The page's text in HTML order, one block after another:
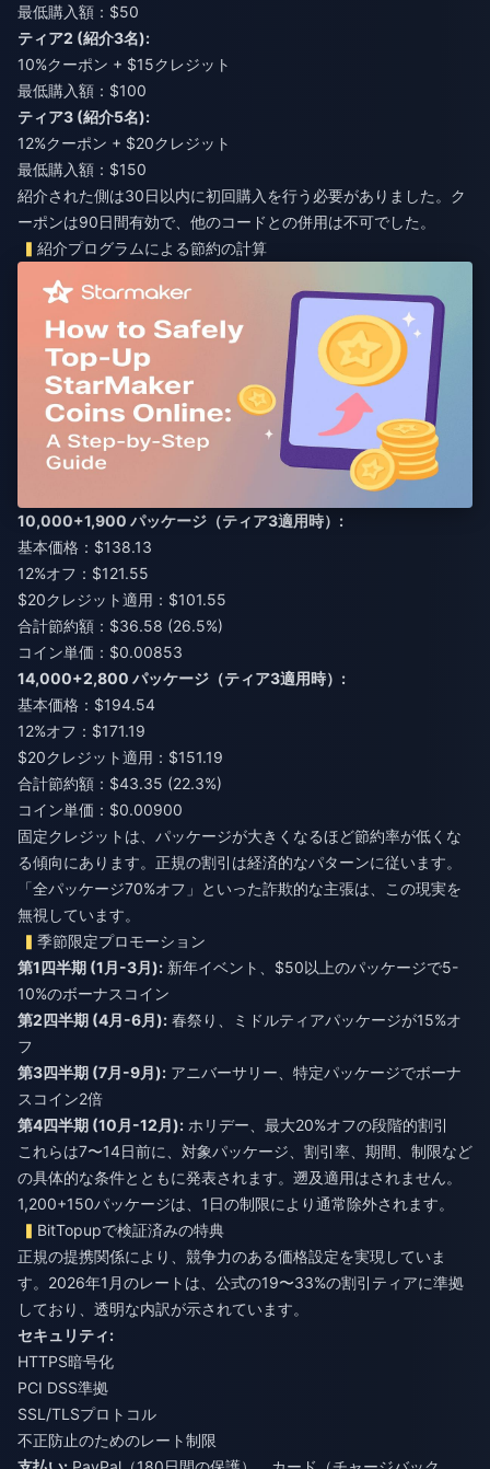
最低購入額：$50
ティア2 (紹介3名):
10%クーポン + $15クレジット
最低購入額：$100
ティア3 (紹介5名):
12%クーポン + $20クレジット
最低購入額：$150
紹介された側は30日以内に初回購入を行う必要がありました。ク
ーポンは90日間有効で、他のコードとの併用は不可でした。
紹介プログラムによる節約の計算
10,000+1,900 パッケージ（ティア3適用時）:
基本価格：$138.13
12%オフ：$121.55
$20クレジット適用：$101.55
合計節約額：$36.58 (26.5%)
コイン単価：$0.00853
14,000+2,800 パッケージ（ティア3適用時）:
基本価格：$194.54
12%オフ：$171.19
$20クレジット適用：$151.19
合計節約額：$43.35 (22.3%)
コイン単価：$0.00900
固定クレジットは、パッケージが大きくなるほど節約率が低くな
る傾向にあります。正規の割引は経済的なパターンに従います。
「全パッケージ70%オフ」といった詐欺的な主張は、この現実を
無視しています。
季節限定プロモーション
第1四半期 (1月-3月): 新年イベント、$50以上のパッケージで5-
第2四半期 (4月-6月): 春祭り、ミドルティアパッケージが15%オ
第3四半期 (7月-9月): アニバーサリー、特定パッケージでボーナ
第4四半期 (10月-12月): ホリデー、最大20%オフの段階的割引
これらは7〜14日前に、対象パッケージ、割引率、期間、制限など
の具体的な条件とともに発表されます。遡及適用はされません。
1,200+150パッケージは、1日の制限により通常除外されます。
BitTopupで検証済みの特典
正規の提携関係により、競争力のある価格設定を実現していま
す。2026年1月のレートは、公式の19〜33%の割引ティアに準拠
しており、透明な内訳が示されています。
セキュリティ:
HTTPS暗号化
PCI DSS準拠
SSL/TLSプロトコル
不正防止のためのレート制限